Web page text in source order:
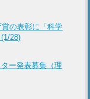
賞の表彰に「科学
28)
ー発表募集（理